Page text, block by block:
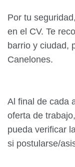
Por tu
en el CV. Te
barrio y ciudad,
Canelones.
Al final de cada
oferta de
pueda verificar
si postularse/